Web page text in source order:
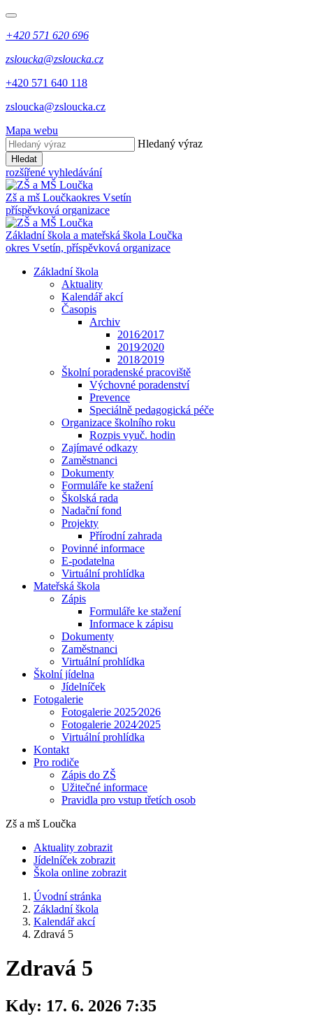
+420 571 620 696
zsloucka@zsloucka.cz
+420 571 640 118
zsloucka@zsloucka.cz
Mapa webu
Hledaný výraz
Hledat
rozšířené vyhledávání
Zš a mš Loučkaokres Vsetín
příspěvková organizace
Základní škola a mateřská škola Loučka
okres Vsetín, příspěvková organizace
Základní škola
Aktuality
Kalendář akcí
Časopis
Archiv
2016⁄2017
2019⁄2020
2018⁄2019
Školní poradenské pracoviště
Výchovné poradenství
Prevence
Speciálně pedagogická péče
Organizace školního roku
Rozpis vyuč. hodin
Zajímavé odkazy
Zaměstnanci
Dokumenty
Formuláře ke stažení
Školská rada
Nadační fond
Projekty
Přírodní zahrada
Povinné informace
E-podatelna
Virtuální prohlídka
Mateřská škola
Zápis
Formuláře ke stažení
Informace k zápisu
Dokumenty
Zaměstnanci
Virtuální prohlídka
Školní jídelna
Jídelníček
Fotogalerie
Fotogalerie 2025⁄2026
Fotogalerie 2024⁄2025
Virtuální prohlídka
Kontakt
Pro rodiče
Zápis do ZŠ
Užitečné informace
Pravidla pro vstup třetích osob
Zš a mš Loučka
Aktuality zobrazit
Jídelníček zobrazit
Škola online zobrazit
Úvodní stránka
Základní škola
Kalendář akcí
Zdravá 5
Zdravá 5
Kdy: 17. 6. 2026 7:35